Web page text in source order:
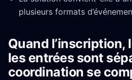
plusieurs formats
Quand
les entrées sont
coordination se